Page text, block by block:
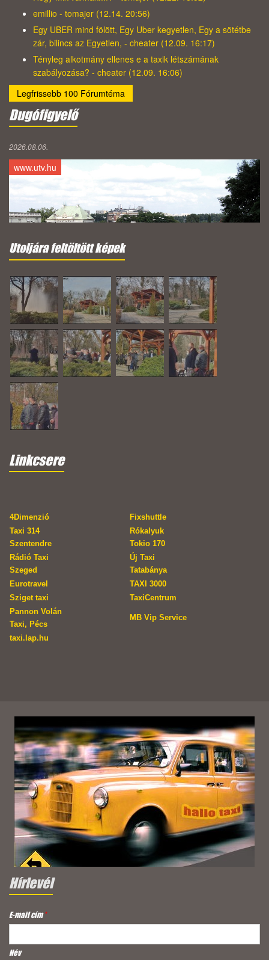
emillio - tomajer (12.14. 20:56)
Egy UBER mind fölött, Egy Uber kegyetlen, Egy a sötétbe
zár, bilincs az Egyetlen, - cheater (12.09. 16:17)
Tényleg alkotmány ellenes e a taxik létszámának
szabályozása? - cheater (12.09. 16:06)
Legfrissebb 100 Fórumtéma
Dugófigyelő
2026.08.06.
www.utv.hu
Utoljára feltöltött képek
Linkcsere
4Dimenzió
Fixshuttle
Taxi 314
Szentendre
Rókalyuk
Tokio 170
Rádió Taxi
Szeged
Új Taxi
Tatabánya
Eurotravel
TAXI 3000
Sziget taxi
TaxiCentrum
Pannon Volán
Taxi, Pécs
MB Vip Service
taxi.lap.hu
Hírlevél
E-mail cím*
Név